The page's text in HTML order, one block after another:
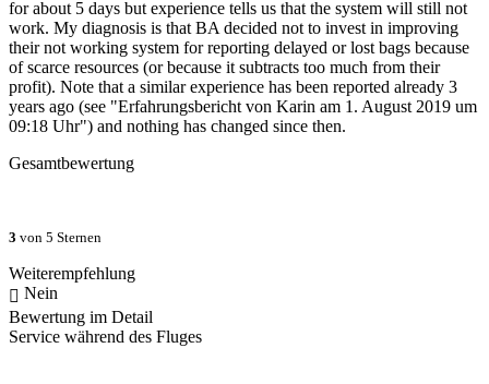
for about 5 days but experience tells us that the system will still not
work. My diagnosis is that BA decided not to invest in improving
their not working system for reporting delayed or lost bags because
of scarce resources (or because it subtracts too much from their
profit). Note that a similar experience has been reported already 3
years ago (see "Erfahrungsbericht von Karin am 1. August 2019 um
09:18 Uhr") and nothing has changed since then.
Gesamtbewertung
3 von 5 Sternen
Weiterempfehlung
Nein
Bewertung im Detail
Service während des Fluges